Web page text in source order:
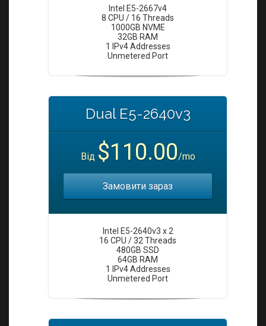
Intel E5-2667v4
8 CPU / 16 Threads
1000GB NVME
32GB RAM
1 IPv4 Addresses
Unmetered Port
Dual E5-2640v3
Від $110.00/mo
Замовити зараз
Intel E5-2640v3 x 2
16 CPU / 32 Threads
480GB SSD
64GB RAM
1 IPv4 Addresses
Unmetered Port